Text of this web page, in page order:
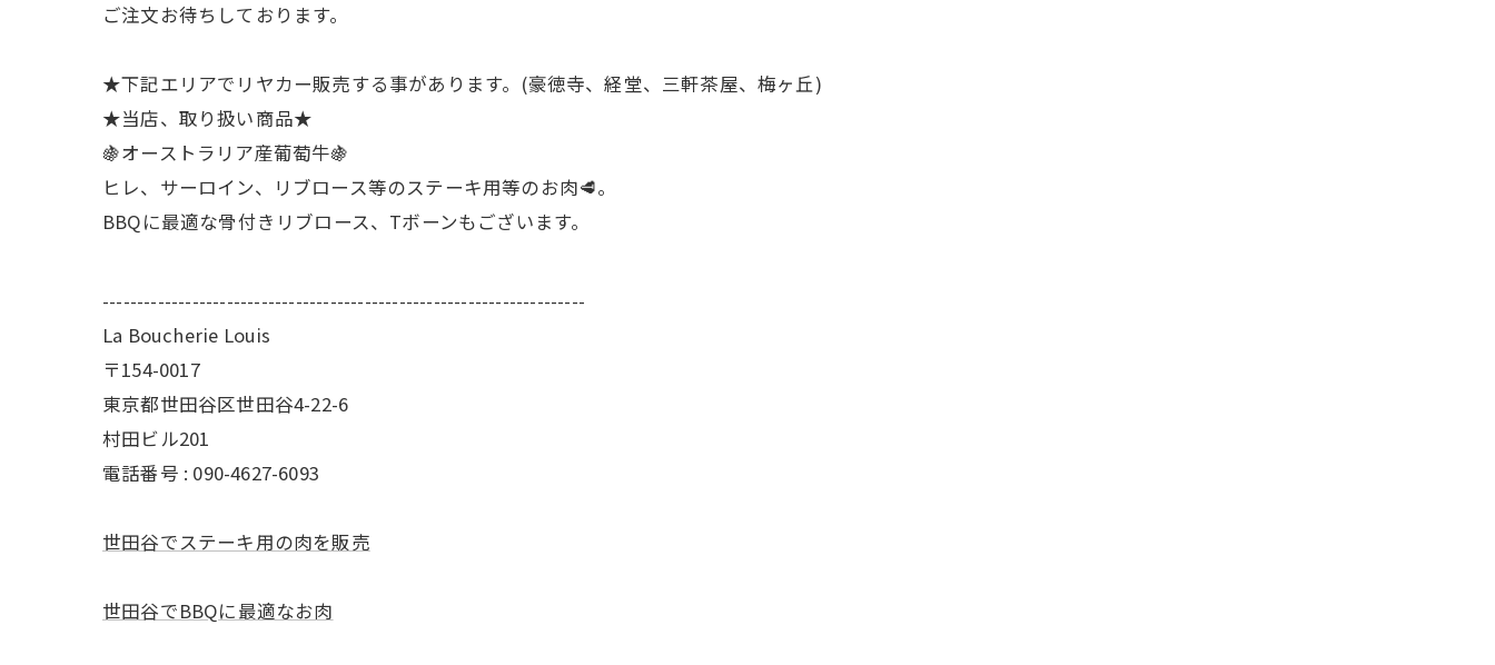
ご注文お待ちしております。
★下記エリアでリヤカー販売する事があります。(豪徳寺、経堂、三軒茶屋、梅ヶ丘)
★当店、取り扱い商品★
🍇オーストラリア産葡萄牛🍇
ヒレ、サーロイン、リブロース等のステーキ用等のお肉🥩。
BBQに最適な骨付きリブロース、Tボーンもございます。
----------------------------------------------------------------------
La Boucherie Louis
〒154-0017
東京都世田谷区世田谷4-22-6
村田ビル201
電話番号 : 090-4627-6093
世田谷でステーキ用の肉を販売
世田谷でBBQに最適なお肉